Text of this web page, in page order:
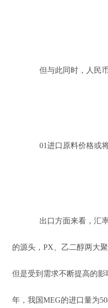
但与此同时，人民
01进口原料价格或
出口方面来看，汇
的源头，PX、乙二醇两大
但是受到需求不断提高的
年，我国MEG的进口量为